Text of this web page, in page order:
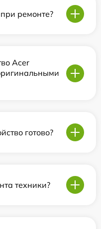
ремонте?
Acer
готово?
техники?